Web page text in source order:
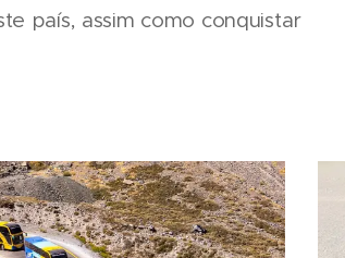
país, assim como conquistar